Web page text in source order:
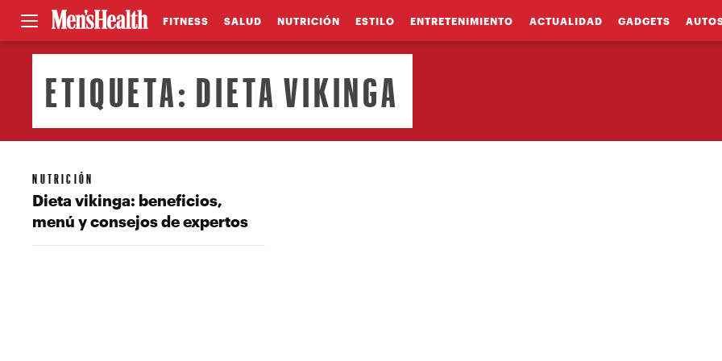
FITNESS SALUD NUTRICIÓN ESTILO ENTRETENIMIENTO ACTUALIDAD GADGETS
ETIQUETA: DIETA VIKINGA
NUTRICIÓN
Dieta vikinga: beneficios,
menú y consejos de expertos